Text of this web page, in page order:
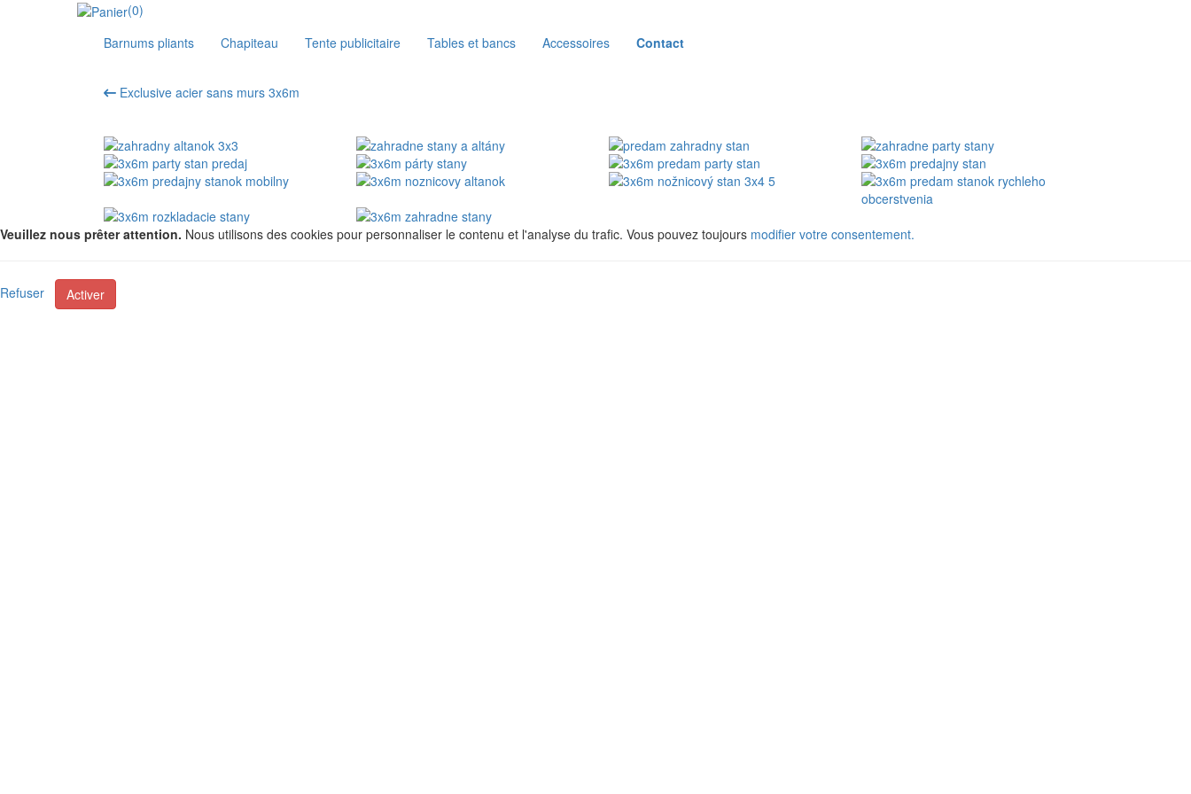
(0)
Barnums pliants
Chapiteau Tente publicitaire Tables et bancs Accessoires Contact
Exclusive acier sans murs 3x6m
Veuillez nous prêter attention. Nous utilisons des cookies pour personnaliser le contenu et l'analyse du trafic. Vous pouvez toujours modifier votre consentement.
Refuser Activer